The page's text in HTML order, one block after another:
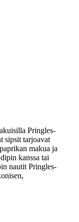
Pringles-
sipsit tarjoavat
makua ja
kanssa tai
nautit Pringles-